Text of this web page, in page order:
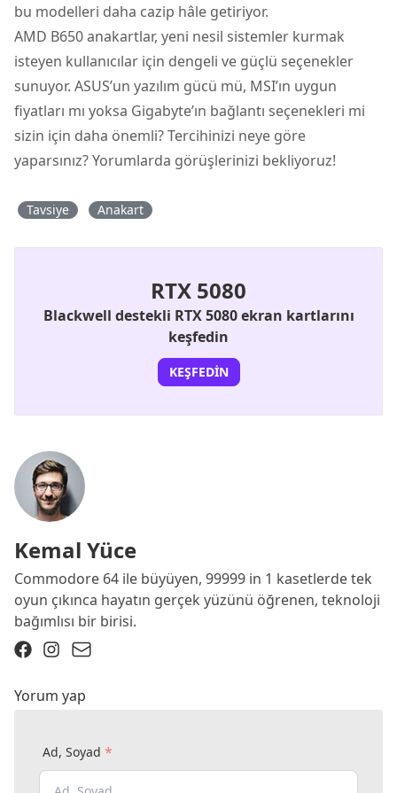
bu modelleri daha cazip hâle getiriyor.
AMD B650 anakartlar, yeni nesil sistemler kurmak
isteyen kullanıcılar için dengeli ve güçlü seçenekler
sunuyor. ASUS’un yazılım gücü mü, MSI’ın uygun
fiyatları mı yoksa Gigabyte’ın bağlantı seçenekleri mi
sizin için daha önemli? Tercihinizi neye göre
yaparsınız? Yorumlarda görüşlerinizi bekliyoruz!
Tavsiye Anakart
RTX 5080
Blackwell destekli RTX 5080 ekran kartlarını
keşfedin
KEŞFEDIN
Kemal Yüce
Commodore 64 ile büyüyen, 99999 in 1 kasetlerde tek
oyun çıkınca hayatın gerçek yüzünü öğrenen, teknoloji
bağımlısı bir birisi.
Yorum yap
Ad, Soyad *